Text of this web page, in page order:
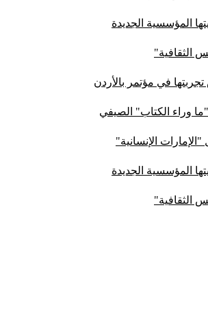
المؤسسية الجديدة
الثقافية"
في مؤتمر بالأردن
وراء الكتاب" الصيفي
المؤسسية الجديدة
الثقافية"